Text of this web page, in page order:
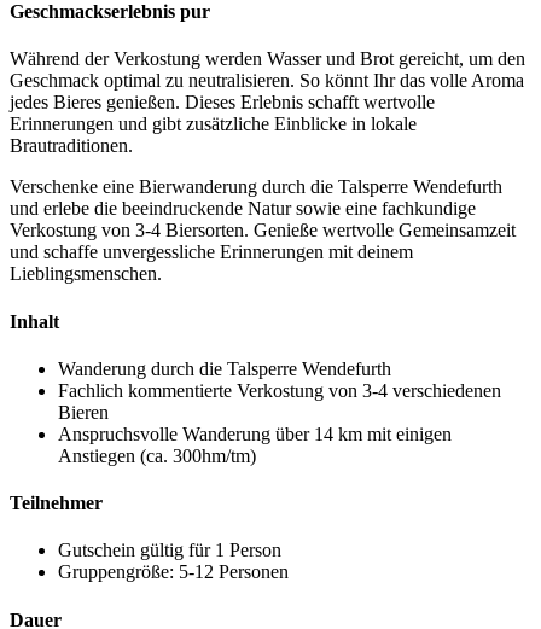
Geschmackserlebnis pur
Während der Verkostung werden Wasser und Brot gereicht, um den
Geschmack optimal zu neutralisieren. So könnt Ihr das volle Aroma
jedes Bieres genießen. Dieses Erlebnis schafft wertvolle
Erinnerungen und gibt zusätzliche Einblicke in lokale
Brautraditionen.
Verschenke eine Bierwanderung durch die Talsperre Wendefurth
und erlebe die beeindruckende Natur sowie eine fachkundige
Verkostung von 3-4 Biersorten. Genieße wertvolle Gemeinsamzeit
und schaffe unvergessliche Erinnerungen mit deinem
Lieblingsmenschen.
Inhalt
Wanderung durch die Talsperre Wendefurth
Fachlich kommentierte Verkostung von 3-4 verschiedenen
Bieren
Anspruchsvolle Wanderung über 14 km mit einigen
Anstiegen (ca. 300hm/tm)
Teilnehmer
Gutschein gültig für 1 Person
Gruppengröße: 5-12 Personen
Dauer